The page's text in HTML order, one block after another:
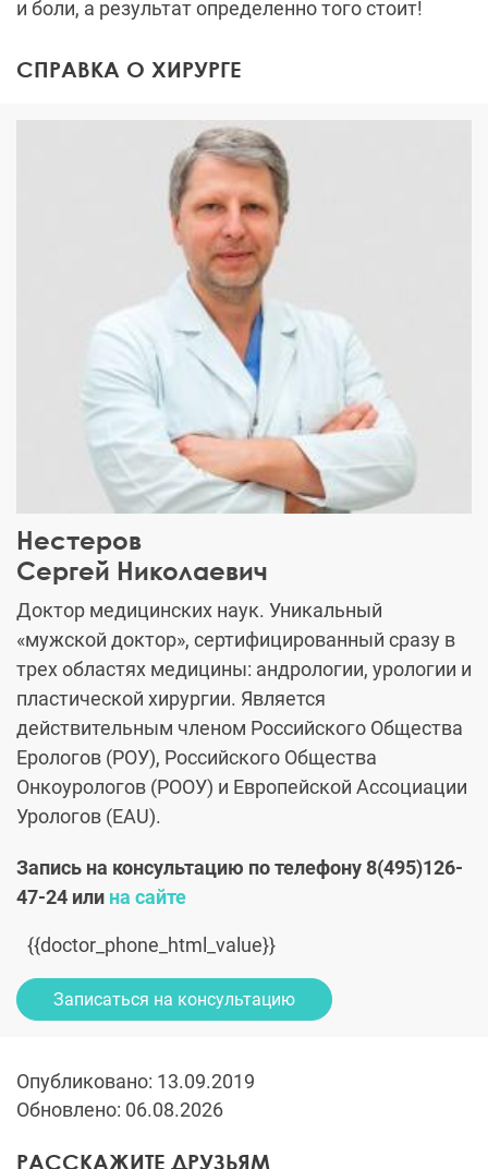
и боли, а результат определенно того стоит!
СПРАВКА О ХИРУРГЕ
Нестеров
Сергей Николаевич
Доктор медицинских наук. Уникальный
«мужской доктор», сертифицированный сразу в
трех областях медицины: андрологии, урологии и
пластической хирургии. Является
действительным членом Российского Общества
Eрологов (РОУ), Российского Общества
Онкоурологов (РООУ) и Европейской Ассоциации
Урологов (EAU).
Запись на консультацию по телефону 8(495)126-
47-24 или на сайте
{{doctor_phone_html_value}}
Записаться на консультацию
Опубликовано: 13.09.2019
Обновлено: 06.08.2026
РАССКАЖИТЕ ДРУЗЬЯМ